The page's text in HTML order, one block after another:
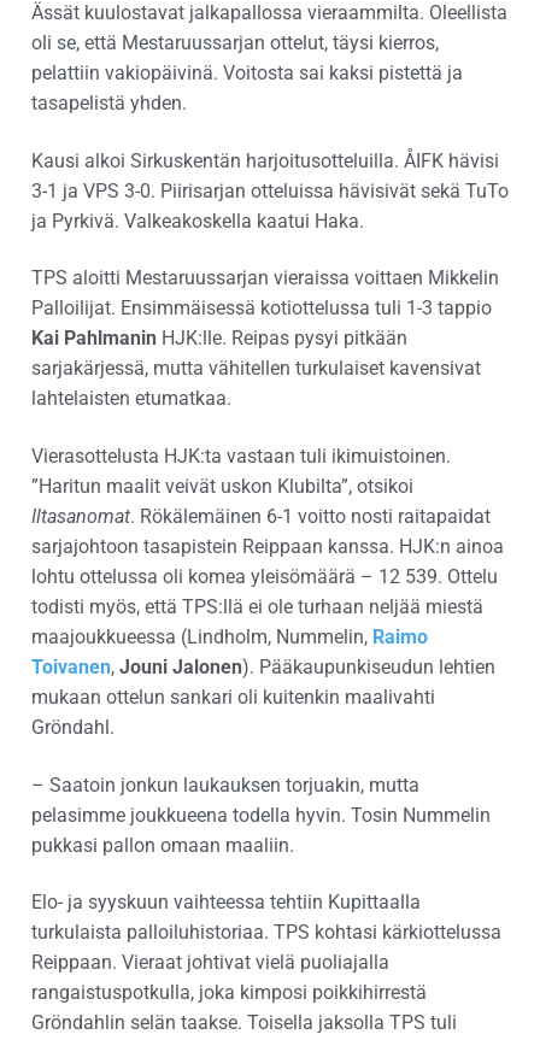
Ässät kuulostavat jalkapallossa vieraammilta. Oleellista
oli se, että Mestaruussarjan ottelut, täysi kierros,
pelattiin vakiopäivinä. Voitosta sai kaksi pistettä ja
tasapelistä yhden.
Kausi alkoi Sirkuskentän harjoitusotteluilla. ÅIFK hävisi
3-1 ja VPS 3-0. Piirisarjan otteluissa hävisivät sekä TuTo
ja Pyrkivä. Valkeakoskella kaatui Haka.
TPS aloitti Mestaruussarjan vieraissa voittaen Mikkelin
Palloilijat. Ensimmäisessä kotiottelussa tuli 1-3 tappio
Kai Pahlmanin HJK:lle. Reipas pysyi pitkään
sarjakärjessä, mutta vähitellen turkulaiset kavensivat
lahtelaisten etumatkaa.
Vierasottelusta HJK:ta vastaan tuli ikimuistoinen.
”Haritun maalit veivät uskon Klubilta”, otsikoi
Iltasanomat. Rökälemäinen 6-1 voitto nosti raitapaidat
sarjajohtoon tasapistein Reippaan kanssa. HJK:n ainoa
lohtu ottelussa oli komea yleisömäärä – 12 539. Ottelu
todisti myös, että TPS:llä ei ole turhaan neljää miestä
maajoukkueessa (Lindholm, Nummelin, Raimo
Toivanen, Jouni Jalonen). Pääkaupunkiseudun lehtien
mukaan ottelun sankari oli kuitenkin maalivahti
Gröndahl.
– Saatoin jonkun laukauksen torjuakin, mutta
pelasimme joukkueena todella hyvin. Tosin Nummelin
pukkasi pallon omaan maaliin.
Elo- ja syyskuun vaihteessa tehtiin Kupittaalla
turkulaista palloiluhistoriaa. TPS kohtasi kärkiottelussa
Reippaan. Vieraat johtivat vielä puoliajalla
rangaistuspotkulla, joka kimposi poikkihirrestä
Gröndahlin selän taakse. Toisella jaksolla TPS tuli